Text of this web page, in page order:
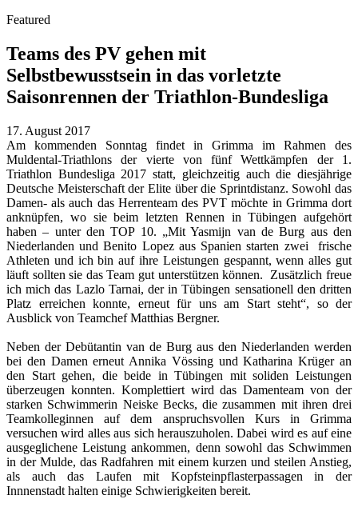
Featured
Teams des PV gehen mit
Selbstbewusstsein in das vorletzte
Saisonrennen der Triathlon-Bundesliga
17. August 2017
Am kommenden Sonntag findet in Grimma im Rahmen des
Muldental-Triathlons der vierte von fünf Wettkämpfen der 1.
Triathlon Bundesliga 2017 statt, gleichzeitig auch die diesjährige
Deutsche Meisterschaft der Elite über die Sprintdistanz. Sowohl das
Damen- als auch das Herrenteam des PVT möchte in Grimma dort
anknüpfen, wo sie beim letzten Rennen in Tübingen aufgehört
haben – unter den TOP 10. „Mit Yasmijn van de Burg aus den
Niederlanden und Benito Lopez aus Spanien starten zwei frische
Athleten und ich bin auf ihre Leistungen gespannt, wenn alles gut
läuft sollten sie das Team gut unterstützen können. Zusätzlich freue
ich mich das Lazlo Tarnai, der in Tübingen sensationell den dritten
Platz erreichen konnte, erneut für uns am Start steht“, so der
Ausblick von Teamchef Matthias Bergner.
Neben der Debütantin van de Burg aus den Niederlanden werden
bei den Damen erneut Annika Vössing und Katharina Krüger an
den Start gehen, die beide in Tübingen mit soliden Leistungen
überzeugen konnten. Komplettiert wird das Damenteam von der
starken Schwimmerin Neiske Becks, die zusammen mit ihren drei
Teamkolleginnen auf dem anspruchsvollen Kurs in Grimma
versuchen wird alles aus sich herauszuholen. Dabei wird es auf eine
ausgeglichene Leistung ankommen, denn sowohl das Schwimmen
in der Mulde, das Radfahren mit einem kurzen und steilen Anstieg,
als auch das Laufen mit Kopfsteinpflasterpassagen in der
Innnenstadt halten einige Schwierigkeiten bereit.